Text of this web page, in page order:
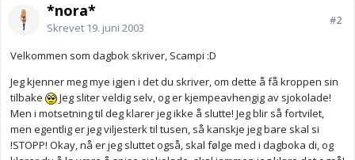
*nora*
Skrevet 19. juni 2003
#2
Velkommen som dagbok skriver, Scampi :D
Jeg kjenner meg mye igjen i det du skriver, om dette å få kroppen sin
tilbake
Jeg sliter veldig selv, og er kjempeavhengig av sjokolade!
Men i motsetning til deg klarer jeg ikke å slutte! Jeg blir så fortvilet,
men egentlig er jeg viljesterk til tusen, så kanskje jeg bare skal si
!STOPP! Okay, nå er jeg sluttet også, skal følge med i dagboka di, og